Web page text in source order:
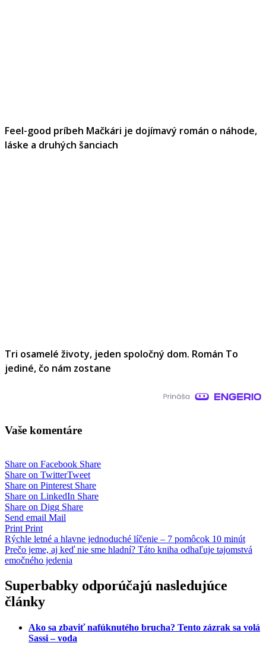
Feel-good príbeh Mačkári je dojímavý román o náhode,
láske a druhých šanciach
Tri osamelé životy, jeden spoločný dom. Román To
jediné, čo nám zostane
Vaše komentáre
Share on Facebook Share
Share on TwitterTweet
Share on Pinterest Share
Share on LinkedIn Share
Share on Digg Share
Send email Mail
Print Print
Navigácia
v
Rýchle letné a hlavne jednoduché líčenie – 7 pomôcok 10 minút
Prečo jeme, aj keď nie sme hladní? Táto kniha odhaľuje tajomstvá
emočného jedenia
Superbabky odporúčajú nasledujúce
články
Ako sa zbaviť nafúknutého brucha? Tento zázrak sa volá
Sassi – voda